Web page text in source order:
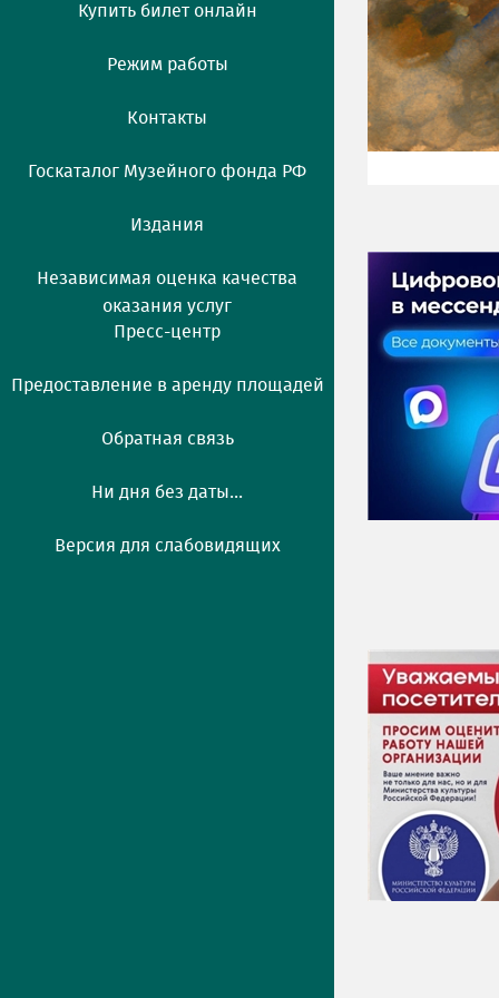
Купить билет онлайн
Режим работы
Контакты
Госкаталог Музейного фонда РФ
Издания
Независимая оценка качества
оказания услуг
Пресс-центр
Предоставление в аренду площадей
Обратная связь
Ни дня без даты...
Версия для слабовидящих